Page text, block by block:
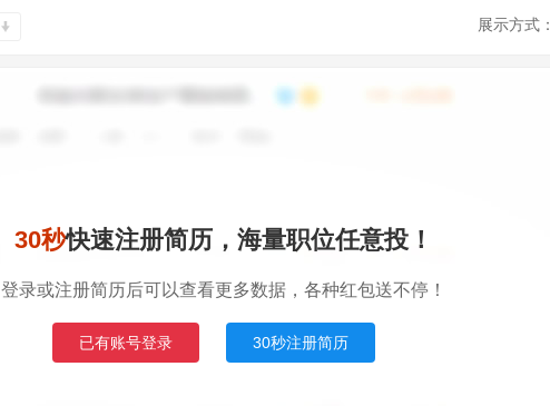
展示方式：
30秒快速注册简历，海量职位任意投！
登录或注册简历后可以查看更多数据，各种红包送不停！
已有账号登录 30秒注册简历